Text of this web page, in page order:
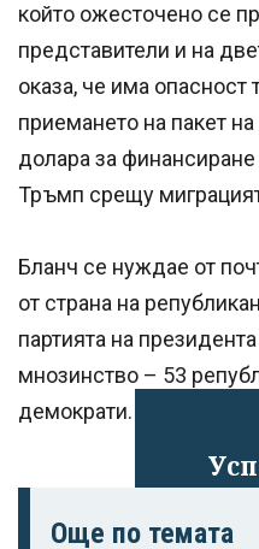
който ожесточено се
представители и на
оказа, че има опасност
приемането на пакет
долара за
Тръмп срещу
Бланч се нуждае от
от страна на
партията на
мнозинство – 53
демократи.
Още по темата